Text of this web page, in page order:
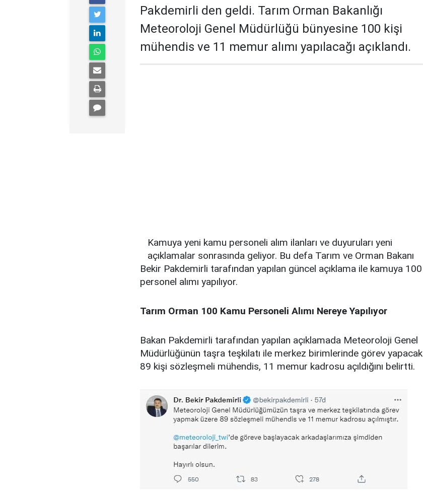
Pakdemirli den geldi. Tarım Orman Bakanlığı
Meteoroloji Genel Müdürlüğü bünyesine 100 kişi
mühendis ve 11 memur alımı yapılacağı açıklandı.
Kamuya yeni kamu personeli alım ilanları ve duyuruları yeni
açıklamalar sonrasında geliyor. Bu defa Tarım ve Orman Bakanı
Bekir Pakdemirli tarafından yapılan güncel açıklama ile kamuya 100
personel alımı yapılıyor.
Tarım Orman 100 Kamu Personeli Alımı Nereye Yapılıyor
Bakan Pakdemirli tarafından yapılan açıklamada Meteoroloji Genel
Müdürlüğünün taşra teşkilatı ile merkez birimlerinde görev yapacak
89 kişi sözleşmeli mühendis, 11 memur kadrosu açıldığını belirtti.